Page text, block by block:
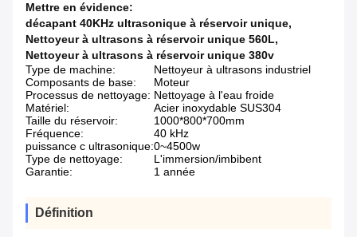
Mettre en évidence:
décapant 40KHz ultrasonique à réservoir unique,
Nettoyeur à ultrasons à réservoir unique 560L,
Nettoyeur à ultrasons à réservoir unique 380v
Type de machine:
Nettoyeur à ultrasons industriel
Composants de base:
Moteur
Processus de nettoyage: Nettoyage à l'eau froide
Matériel:
Acier inoxydable SUS304
Taille du réservoir:
1000*800*700mm
Fréquence:
40 kHz
puissance c ultrasonique:0~4500w
Type de nettoyage:
L'immersion/imbibent
Garantie:
1 année
Définition